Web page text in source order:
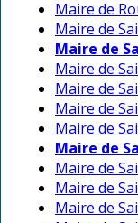
Maire de
Maire de
Maire de
Maire de
Maire de
Maire de
Maire de
Maire de
Maire de
Maire de
Maire de